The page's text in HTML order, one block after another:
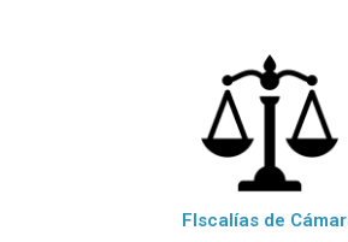
FIscalías de